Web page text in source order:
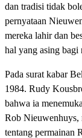
dan tradisi tidak
pernyataan
mereka lahir dan
hal yang asing bagi
Pada surat kabar
1984. Rudy
bahwa ia
Rob Nieuwenhuys,
tentang permainan